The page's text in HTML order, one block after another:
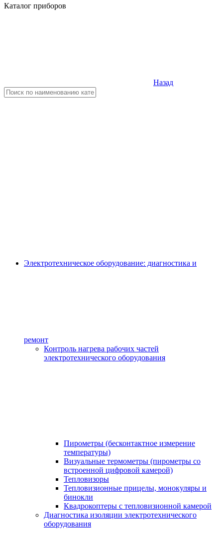
Каталог приборов
Назад
Электротехническое оборудование: диагностика и
ремонт
Контроль нагрева рабочих частей
электротехнического оборудования
Пирометры (бесконтактное измерение
температуры)
Визуальные термометры (пирометры со
встроенной цифровой камерой)
Тепловизоры
Тепловизионные прицелы, монокуляры и
бинокли
Квадрокоптеры с тепловизионной камерой
Диагностика изоляции электротехнического
оборудования